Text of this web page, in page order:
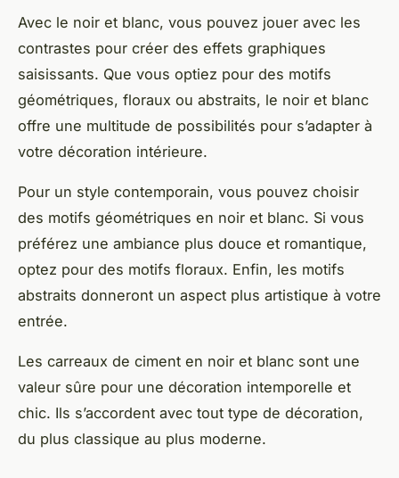
Avec le noir et blanc, vous pouvez jouer avec les
contrastes pour créer des effets graphiques
saisissants. Que vous optiez pour des motifs
géométriques, floraux ou abstraits, le noir et blanc
offre une multitude de possibilités pour s’adapter à
votre décoration intérieure.
Pour un style contemporain, vous pouvez choisir
des motifs géométriques en noir et blanc. Si vous
préférez une ambiance plus douce et romantique,
optez pour des motifs floraux. Enfin, les motifs
abstraits donneront un aspect plus artistique à votre
entrée.
Les carreaux de ciment en noir et blanc sont une
valeur sûre pour une décoration intemporelle et
chic. Ils s’accordent avec tout type de décoration,
du plus classique au plus moderne.